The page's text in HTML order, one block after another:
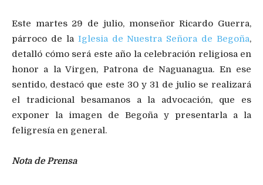
Este martes 29 de julio, monseñor Ricardo Guerra,
párroco de la Iglesia de Nuestra Señora de Begoña,
detalló cómo será este año la celebración religiosa en
honor a la Virgen, Patrona de Naguanagua. En ese
sentido, destacó que este 30 y 31 de julio se realizará
el tradicional besamanos a la advocación, que es
exponer la imagen de Begoña y presentarla a la
feligresía en general.
Nota de Prensa